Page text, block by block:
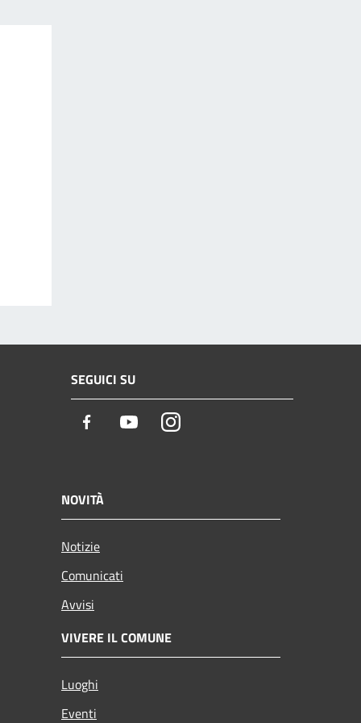
SEGUICI SU
Facebook YoutubeInstagram
NOVITÀ
Notizie
Comunicati
Avvisi
VIVERE IL COMUNE
Luoghi
Eventi